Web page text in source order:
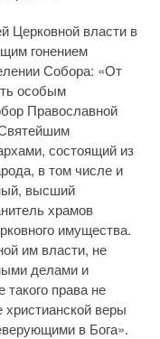
Церковной власти в
гонением
Собора: «От
особым
Православной
состоящий из
в том числе и
высший
храмов
имущества.
им власти, не
делами и
права не
веры
в Бога».